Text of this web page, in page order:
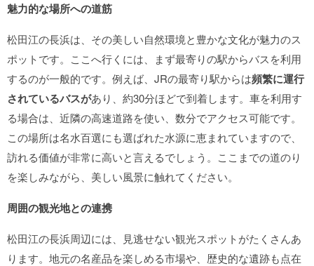
魅力的な場所への道筋
松田江の長浜は、その美しい自然環境と豊かな文化が魅力のス
ポットです。ここへ行くには、まず最寄りの駅からバスを利用
するのが一般的です。例えば、JRの最寄り駅からは頻繁に運行
されているバスがあり、約30分ほどで到着します。車を利用す
る場合は、近隣の高速道路を使い、数分でアクセス可能です。
この場所は名水百選にも選ばれた水源に恵まれていますので、
訪れる価値が非常に高いと言えるでしょう。ここまでの道のり
を楽しみながら、美しい風景に触れてください。
周囲の観光地との連携
松田江の長浜周辺には、見逃せない観光スポットがたくさんあ
ります。地元の名産品を楽しめる市場や、歴史的な遺跡も点在